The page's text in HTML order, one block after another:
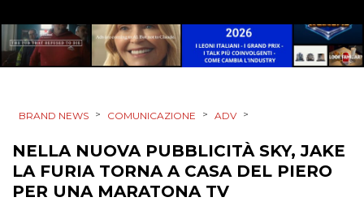
BRAND NEWS > COMUNICAZIONE > ADV >
NELLA NUOVA PUBBLICITÀ SKY, JAKE
LA FURIA TORNA A CASA DEL PIERO
PER UNA MARATONA TV